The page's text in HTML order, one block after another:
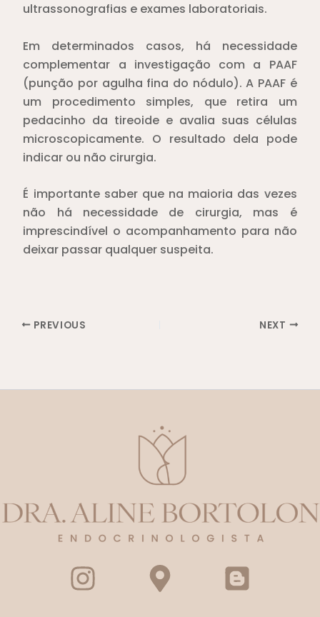
ultrassonografias e exames laboratoriais.
Em determinados casos, há necessidade
complementar a investigação com a PAAF
(punção por agulha fina do nódulo). A PAAF é
um procedimento simples, que retira um
pedacinho da tireoide e avalia suas células
microscopicamente. O resultado dela pode
indicar ou não cirurgia.
É importante saber que na maioria das vezes
não há necessidade de cirurgia, mas é
imprescindível o acompanhamento para não
deixar passar qualquer suspeita.
PREVIOUS NEXT